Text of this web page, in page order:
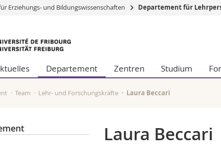
Wirtschafts- und Sozialwissenschaftliche Fak.
Philosophische Fak.
Fak. für Erziehungs- und
Math.-Nat. und Med. Fak.
Erziehungs- und Bildungswissenschaften Departement für
Departement Zentren Studium
Team Lehr- und Forschungskräfte Laura Beccari
Laura Beccari